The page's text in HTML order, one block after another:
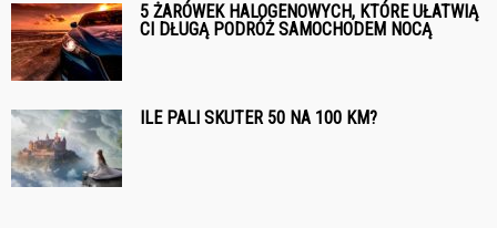
5 ŻARÓWEK HALOGENOWYCH, KTÓRE UŁATWIĄ
CI DŁUGĄ PODRÓŻ SAMOCHODEM NOCĄ
ILE PALI SKUTER 50 NA 100 KM?